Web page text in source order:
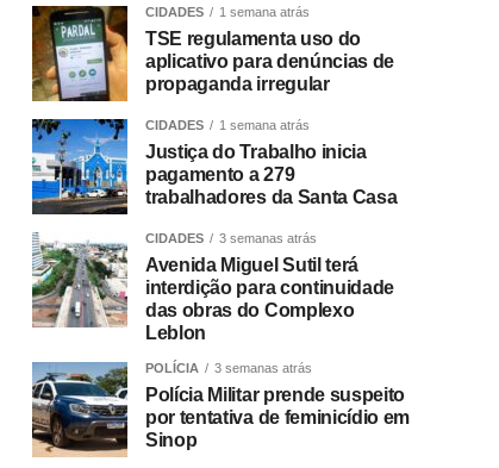
CIDADES 1 semana atrás
TSE regulamenta uso do
aplicativo para denúncias de
propaganda irregular
CIDADES 1 semana atrás
Justiça do Trabalho inicia
pagamento a 279
trabalhadores da Santa Casa
CIDADES 3 semanas atrás
Avenida Miguel Sutil terá
interdição para continuidade
das obras do Complexo
Leblon
POLÍCIA 3 semanas atrás
Polícia Militar prende suspeito
por tentativa de feminicídio em
Sinop